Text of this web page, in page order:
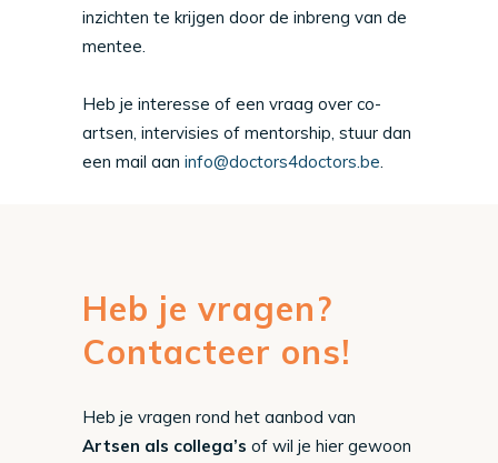
inzichten te krijgen door de inbreng van de
mentee.
Heb je interesse of een vraag over co-
artsen, intervisies of mentorship, stuur dan
een mail aan info@doctors4doctors.be.
Heb je vragen?
Contacteer ons!
Heb je vragen rond het aanbod van
Artsen als collega’s of wil je hier gewoon